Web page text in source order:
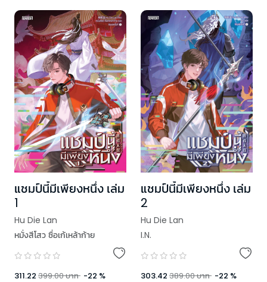
แชมป์นี้มีเพียงหนึ่ง เล่ม
1
Hu Die Lan
หมั่งสีโสว ซื่อเก้เหล้าก้าย
311.22 399.00บาท -22 %
แชมป์นี้มีเพียงหนึ่ง เล่ม
2
Hu Die Lan
I.N.
303.42 389.00บาท -22 %